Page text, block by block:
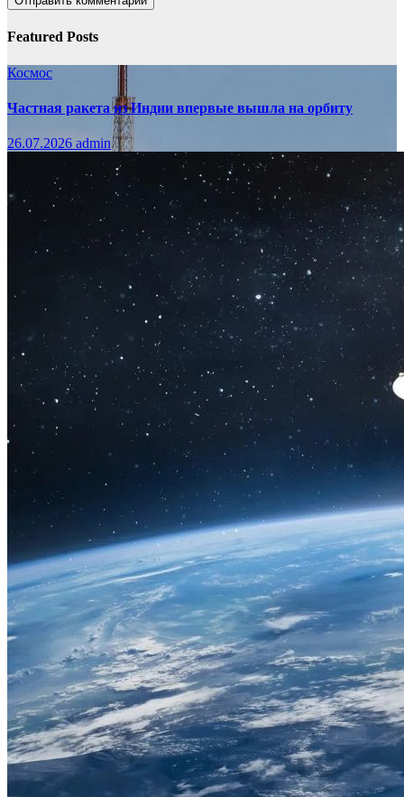
Featured Posts
Космос
Частная ракета из Индии впервые вышла на орбиту
26.07.2026 admin